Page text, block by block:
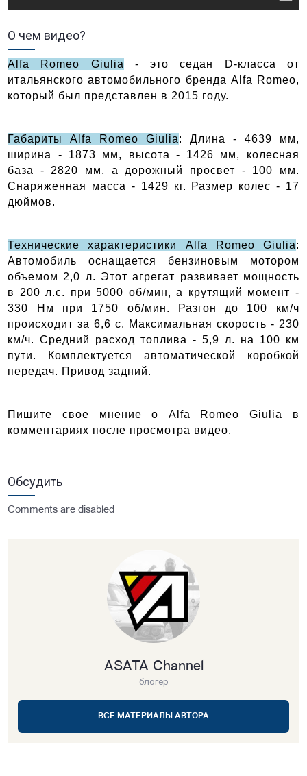
О чем видео?
Alfa Romeo Giulia - это седан D-класса от
итальянского автомобильного бренда Alfa Romeo,
который был представлен в 2015 году.
Габариты Alfa Romeo Giulia: Длина - 4639 мм,
ширина - 1873 мм, высота - 1426 мм, колесная
база - 2820 мм, а дорожный просвет - 100 мм.
Снаряженная масса - 1429 кг. Размер колес - 17
дюймов.
Технические характеристики Alfa Romeo Giulia:
Автомобиль оснащается бензиновым мотором
объемом 2,0 л. Этот агрегат развивает мощность
в 200 л.с. при 5000 об/мин, а крутящий момент -
330 Нм при 1750 об/мин. Разгон до 100 км/ч
происходит за 6,6 с. Максимальная скорость - 230
км/ч. Средний расход топлива - 5,9 л. на 100 км
пути. Комплектуется автоматической коробкой
передач. Привод задний.
Пишите свое мнение о Alfa Romeo Giulia в
комментариях после просмотра видео.
Обсудить
Comments are disabled
ASATA Channel
блогер
ВСЕ МАТЕРИАЛЫ АВТОРА